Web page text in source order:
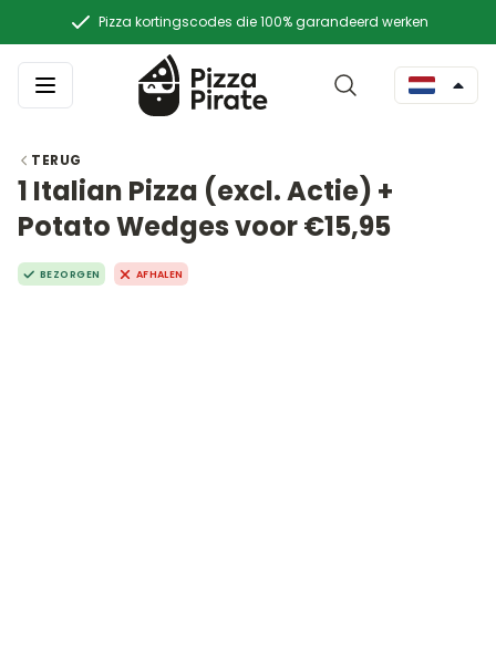
Pizza kortingscodes die 100% garandeerd werken
TERUG
1 Italian Pizza (excl. Actie) +
Potato Wedges voor €15,95
BEZORGEN AFHALEN